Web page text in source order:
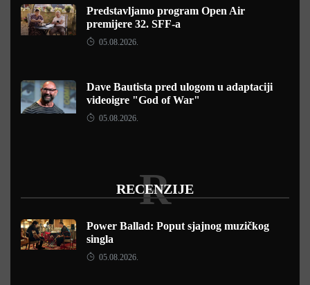
Predstavljamo program Open Air
premijere 32. SFF-a
05.08.2026.
Dave Bautista pred ulogom u adaptaciji
videoigre "God of War"
05.08.2026.
RECENZIJE
R
Power Ballad: Poput sjajnog muzičkog
singla
05.08.2026.